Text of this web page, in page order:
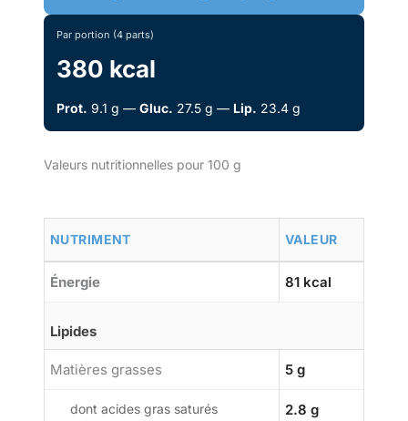
Par portion (4 parts)
380 kcal
Prot. 9.1 g — Gluc. 27.5 g — Lip. 23.4 g
Valeurs nutritionnelles pour 100 g
NUTRIMENT VALEUR
Énergie 81 kcal
Lipides
Matières grasses 5 g
dont acides gras saturés 2.8 g